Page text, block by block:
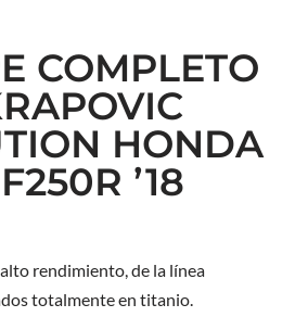
COMPLETO
HONDA
’18
rendimiento, de la línea
totalmente en titanio.